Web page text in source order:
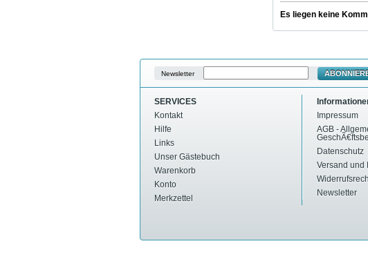
Es liegen keine
Newsletter
SERVICES
Kontakt
Hilfe
Links
Unser Gästebuch
Warenkorb
Konto
Merkzettel
Impressum
AGB -
Datenschutz
Versand und
Newsletter